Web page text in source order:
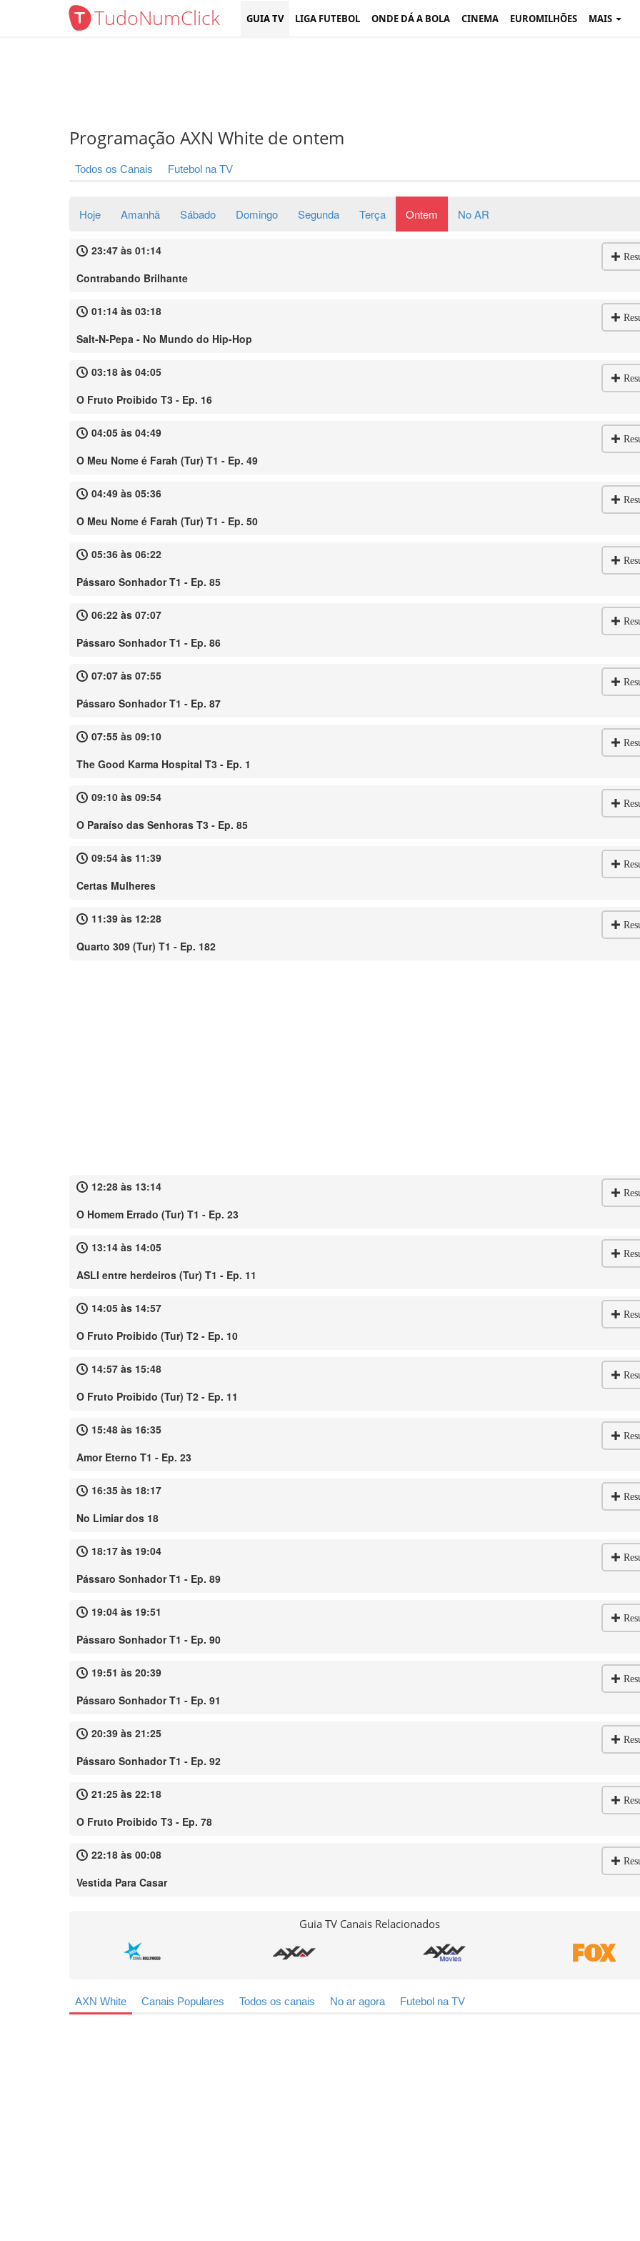
TudoNumClick GUIA TV LIGA FUTEBOL ONDE DÁ A BOLA CINEMA EUROMILHÕES MAIS
Programação AXN White de ontem
Todos os Canais Futebol na TV
Hoje Amanhã Sábado Domingo Segunda Terça Ontem No AR
23:47 às 01:14
Contrabando Brilhante
01:14 às 03:18
Salt-N-Pepa - No Mundo do Hip-Hop
03:18 às 04:05
O Fruto Proibido T3 - Ep. 16
04:05 às 04:49
O Meu Nome é Farah (Tur) T1 - Ep. 49
04:49 às 05:36
O Meu Nome é Farah (Tur) T1 - Ep. 50
05:36 às 06:22
Pássaro Sonhador T1 - Ep. 85
06:22 às 07:07
Pássaro Sonhador T1 - Ep. 86
07:07 às 07:55
Pássaro Sonhador T1 - Ep. 87
07:55 às 09:10
The Good Karma Hospital T3 - Ep. 1
09:10 às 09:54
O Paraíso das Senhoras T3 - Ep. 85
09:54 às 11:39
Certas Mulheres
11:39 às 12:28
Quarto 309 (Tur) T1 - Ep. 182
12:28 às 13:14
O Homem Errado (Tur) T1 - Ep. 23
13:14 às 14:05
ASLI entre herdeiros (Tur) T1 - Ep. 11
14:05 às 14:57
O Fruto Proibido (Tur) T2 - Ep. 10
14:57 às 15:48
O Fruto Proibido (Tur) T2 - Ep. 11
15:48 às 16:35
Amor Eterno T1 - Ep. 23
16:35 às 18:17
No Limiar dos 18
18:17 às 19:04
Pássaro Sonhador T1 - Ep. 89
19:04 às 19:51
Pássaro Sonhador T1 - Ep. 90
19:51 às 20:39
Pássaro Sonhador T1 - Ep. 91
20:39 às 21:25
Pássaro Sonhador T1 - Ep. 92
21:25 às 22:18
O Fruto Proibido T3 - Ep. 78
22:18 às 00:08
Vestida Para Casar
Guia TV Canais Relacionados
AXN White Canais Populares Todos os canais No ar agora Futebol na TV